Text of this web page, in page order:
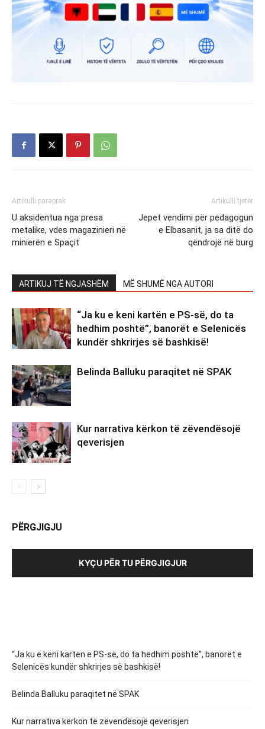
Artikulli paraprak
U aksidentua nga presa
metalike, vdes magazinieri në
minierën e Spaçit
Artikulli tjetër
Jepet vendimi për pedagogun
e Elbasanit, ja sa ditë do
qëndrojë në burg
ARTIKUJ TË NGJASHËM MË SHUMË NGA AUTORI
“Ja ku e keni kartën e PS-së, do ta
hedhim poshtë”, banorët e Selenicës
kundër shkrirjes së bashkisë!
Belinda Balluku paraqitet në SPAK
Kur narrativa kërkon të zëvendësojë
qeverisjen
PËRGJIGJU
KYÇU PËR TU PËRGJIGJUR
“Ja ku e keni kartën e PS-së, do ta hedhim poshtë”, banorët e
Selenicës kundër shkrirjes së bashkisë!
Belinda Balluku paraqitet në SPAK
Kur narrativa kërkon të zëvendësojë qeverisjen